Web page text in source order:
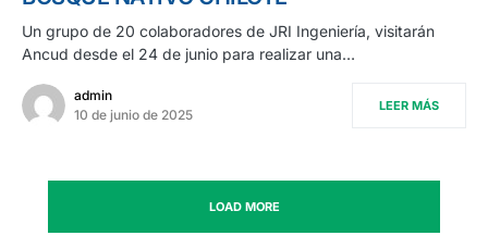
Un grupo de 20 colaboradores de JRI Ingeniería, visitarán
Ancud desde el 24 de junio para realizar una…
admin
10 de junio de 2025
LEER MÁS
LOAD MORE